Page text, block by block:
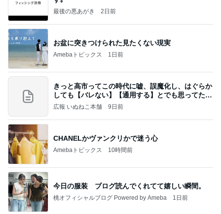
最後の悪あがき 2日前
お盆に突きつけられた見たくない現実
Amebaトピックス 1日前
きっと高市ってこの時代に嘘、誤魔化し、はぐらか
しても【バレない】【通用する】とでも思ってたん
だろ
広報 いぬねこ本舗 9日前
CHANELかヴァンクリかで迷う心
Amebaトピックス 10時間前
今日の服装 ブログ読んでくれてて嬉しい瞬間。
桃オフィシャルブログ Powered by Ameba 1日前